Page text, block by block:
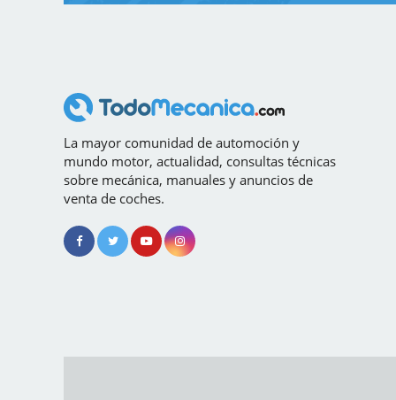
La mayor comunidad de automoción y
mundo motor, actualidad, consultas técnicas
sobre mecánica, manuales y anuncios de
venta de coches.